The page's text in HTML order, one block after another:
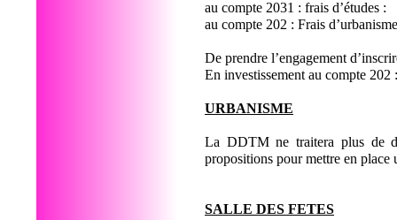
au compte 2031 : frais
au compte 202 : Frais
De prendre l’engagement
En investissement au compte
URBANISME
La DDTM ne traitera plus de
propositions pour mettre en place
SALLE DES FETES